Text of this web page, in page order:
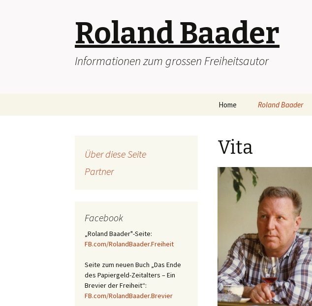
Roland Baader
Informationen zum grossen Freiheitsautor
Home Roland Baader
Auszeichnung
Sonderausgabe
“eigentümlich frei”
Vita
Über diese Seite
Partner
Facebook
„Roland Baader"-Seite:
FB.com/RolandBaader.Freiheit
Seite zum neuen Buch „Das Ende
des Papiergeld-Zeitalters – Ein
Brevier der Freiheit“:
FB.com/RolandBaader.Brevier